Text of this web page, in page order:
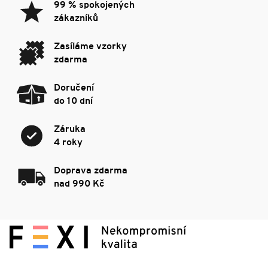
99 % spokojených
zákazníků
Zasíláme vzorky
zdarma
Doručení
do 10 dní
Záruka
4 roky
Doprava zdarma
nad 990 Kč